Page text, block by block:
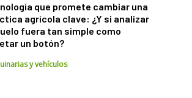
que promete cambiar una
agrícola clave: ¿Y si analizar
fuera tan simple como
un botón?
y vehículos